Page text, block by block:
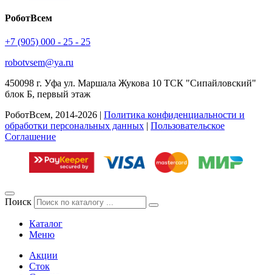
РоботВсем
+7 (905) 000 - 25 - 25
robotvsem@ya.ru
450098 г. Уфа ул. Маршала Жукова 10 ТСК "Сипайловский"
блок Б, первый этаж
РоботВсем, 2014-2026 | Политика конфиденциальности и
обработки персональных данных | Пользовательское
Соглашение
Поиск
Каталог
Меню
Акции
Сток